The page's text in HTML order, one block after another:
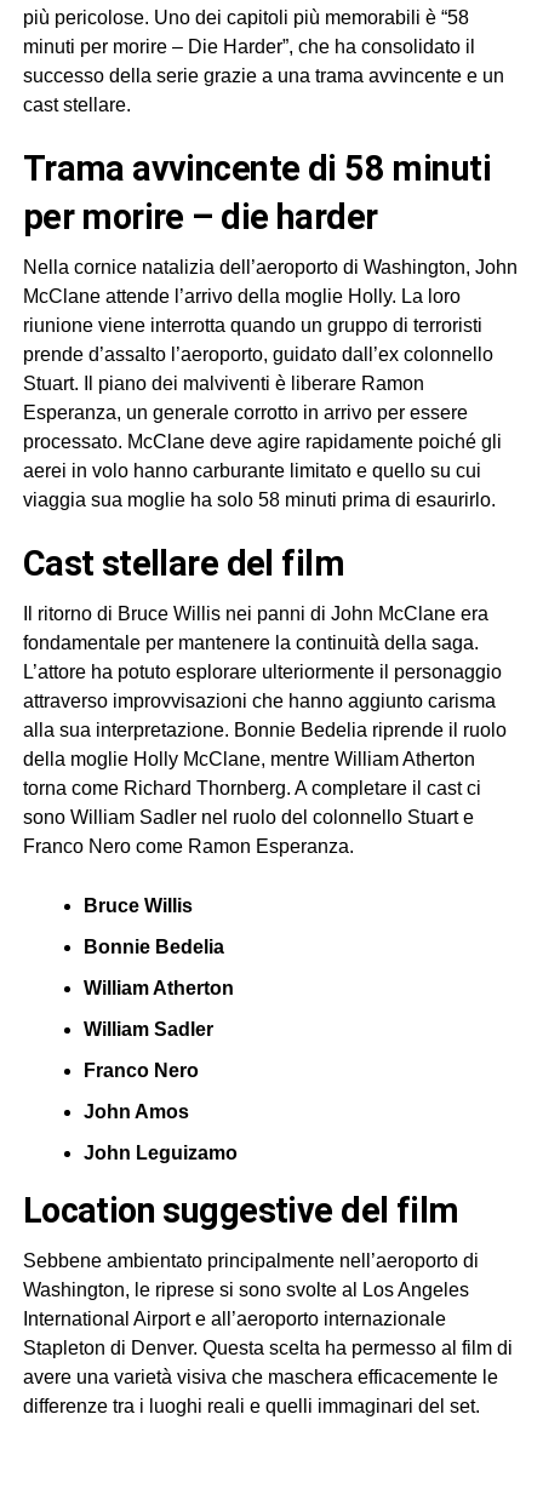
più pericolose. Uno dei capitoli più memorabili è “58
minuti per morire – Die Harder”, che ha consolidato il
successo della serie grazie a una trama avvincente e un
cast stellare.
trama avvincente di 58 minuti
per morire – die harder
Nella cornice natalizia dell’aeroporto di Washington, John
McClane attende l’arrivo della moglie Holly. La loro
riunione viene interrotta quando un gruppo di terroristi
prende d’assalto l’aeroporto, guidato dall’ex colonnello
Stuart. Il piano dei malviventi è liberare Ramon
Esperanza, un generale corrotto in arrivo per essere
processato. McClane deve agire rapidamente poiché gli
aerei in volo hanno carburante limitato e quello su cui
viaggia sua moglie ha solo 58 minuti prima di esaurirlo.
cast stellare del film
Il ritorno di Bruce Willis nei panni di John McClane era
fondamentale per mantenere la continuità della saga.
L’attore ha potuto esplorare ulteriormente il personaggio
attraverso improvvisazioni che hanno aggiunto carisma
alla sua interpretazione. Bonnie Bedelia riprende il ruolo
della moglie Holly McClane, mentre William Atherton
torna come Richard Thornberg. A completare il cast ci
sono William Sadler nel ruolo del colonnello Stuart e
Franco Nero come Ramon Esperanza.
Bruce Willis
Bonnie Bedelia
William Atherton
William Sadler
Franco Nero
John Amos
John Leguizamo
location suggestive del film
Sebbene ambientato principalmente nell’aeroporto di
Washington, le riprese si sono svolte al Los Angeles
International Airport e all’aeroporto internazionale
Stapleton di Denver. Questa scelta ha permesso al film di
avere una varietà visiva che maschera efficacemente le
differenze tra i luoghi reali e quelli immaginari del set.